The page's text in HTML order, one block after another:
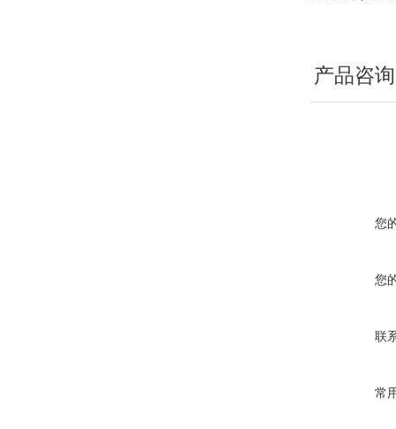
产品咨询
您
您
联
常